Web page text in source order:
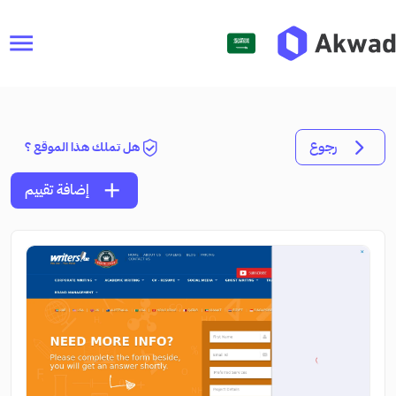
menu
رجوع هل تملك هذا الموقع ؟
add إضافة تقييم